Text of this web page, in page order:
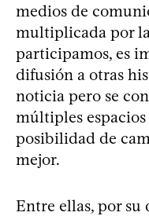
medios de
multiplicada por
participamos, es
difusión a otras
noticia pero se
múltiples
posibilidad de
mejor.
Entre ellas, por su